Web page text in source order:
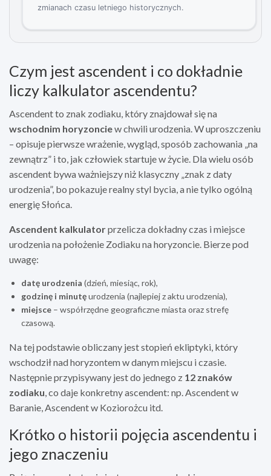
zmianach czasu letniego historycznych.
Czym jest ascendent i co dokładnie
liczy kalkulator ascendentu?
Ascendent to znak zodiaku, który znajdował się na
wschodnim horyzonciew chwili urodzenia. W uproszczeniu
– opisuje pierwsze wrażenie, wygląd, sposób zachowania „na
zewnątrz” i to, jak człowiek startuje w życie. Dla wielu osób
ascendent bywa ważniejszy niż klasyczny „znak z daty
urodzenia”, bo pokazuje realny styl bycia, a nie tylko ogólną
energię Słońca.
Ascendent kalkulatorprzelicza dokładny czas i miejsce
urodzenia na położenie Zodiaku na horyzoncie. Bierze pod
uwagę:
datę urodzenia (dzień, miesiąc, rok),
godzinę i minutęurodzenia (najlepiej z aktu urodzenia),
miejsce – współrzędne geograficzne miasta oraz strefę
czasową.
Na tej podstawie obliczany jest stopień ekliptyki, który
wschodził nad horyzontem w danym miejscu i czasie.
Następnie przypisywany jest do jednego z 12 znaków
zodiaku, co daje konkretny ascendent: np. Ascendent w
Baranie, Ascendent w Koziorożcu itd.
Krótko o historii pojęcia ascendentu i
jego znaczeniu